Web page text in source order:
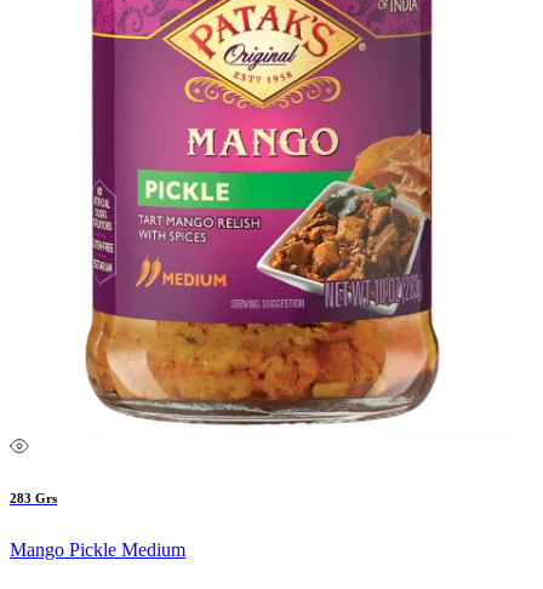
283 Grs
Mango Pickle Medium